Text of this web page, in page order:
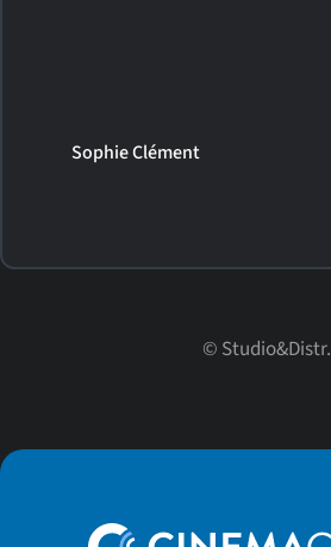
Sophie Clément
© Studio&Distr.